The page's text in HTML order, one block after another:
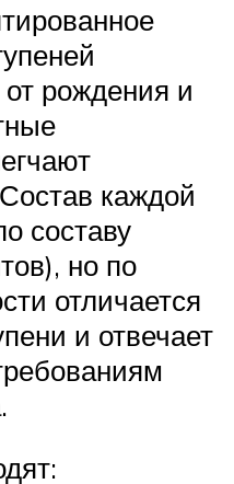
рождения и
каждой
составу
но по
отличается
и отвечает